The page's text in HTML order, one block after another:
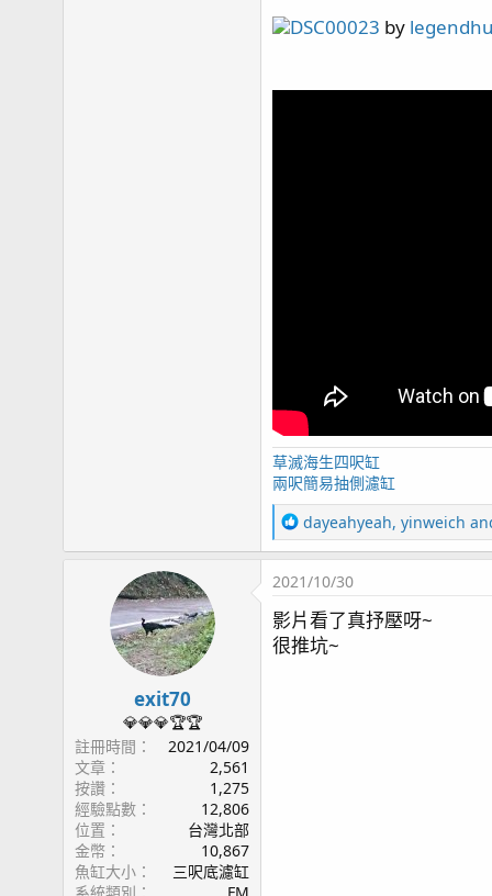
page8 食藻蟹 / 滿月更新 / 一夜白頭
page9 補水設備 / 停電方案 / 蛋白機設置 / 沸石桶
page11 淨身工廠開張!清潔蝦 / 硬骨記錄(2) / 鼻
page23 綠長支(1) / 硬骨記錄(4)
page24 一年一個月更新 / HANNA HI736 (PO4蛋
page25 橘子 / 美國草莓陣亡
page26 藍腳寄居蟹(2) / 新進弟兄 - 公子小丑(4)
page27 一年兩個月更新 / 生物記錄
page28 一年三個月更新 / 鈕扣心得
page29 一年四個月 / 一年五個月 / 食藻螺噴卵
page31 一年半 / 骨綠色 / 一年七個月
page32 一年八個月更新 / 魚缸邊條 / 一年九個月
page33 紅奶嘴成長記錄(2) / 一年十個月更新 /
page34 糖果腦記錄(2) / 一年十一個月更新 /
page35 TG6 / AI Nero5
page36 浮淺
page37 燈罩改版 / KHA粉墨登場 / 燈具斷軸
page38 KHA & KHG / 兩年三個月
page39 魚隻點名 / 黃金蝦虎遇難
page41 珊瑚骨 / Tunze 3181 藻桶
page42 魚隻損失 / 雙蛙之舞
page43 Sony A7C / 雙骨PK戰
page44 近況影片/ 五爪貝的劫難 / 紅奶嘴海葵噴精
DSC00023 by
草滅海生四呎缸
兩呎簡易抽側濾缸
R
e
a
c
i
o
dayeahyeah, yinweich
exit70
💎💎💎🏆🏆
註冊時間
2021/04/09
文章
2,561
按讚
1,275
經驗點數
12,806
位置
台灣北部
金幣
10,867
魚缸大小
三呎底濾缸
系統類別
FM
2021/10/30
影片看了真抒壓呀~
很推坑~